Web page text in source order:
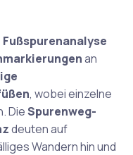
Fußspurenanalyse
an
, wobei einzelne
DieSpurenweg-
deuten auf
Wandern hin und